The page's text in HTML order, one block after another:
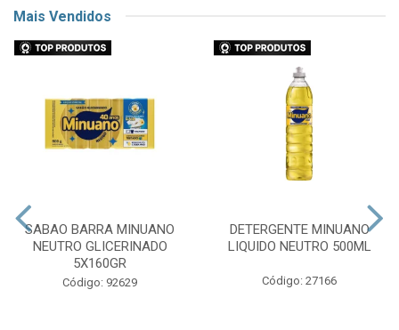
Mais Vendidos
SABAO BARRA MINUANO
NEUTRO GLICERINADO
5X160GR
Código: 92629
DETERGENTE MINUANO
LIQUIDO NEUTRO 500ML
Código: 27166